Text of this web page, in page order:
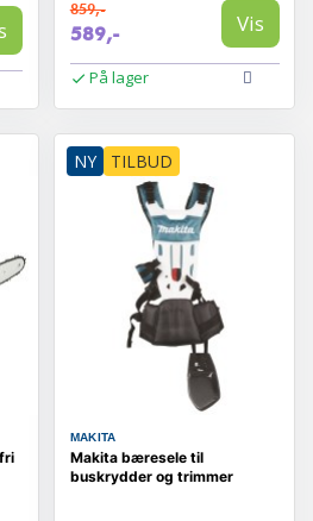
859,-
589,- Vis
På lager
NY TILBUD
MAKITA
Makita bæresele til
buskrydder og trimmer